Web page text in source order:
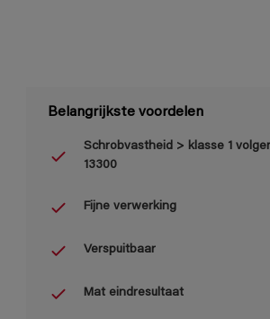
Belangrijkste voordelen
Schrobvastheid > klasse 1
13300
Fijne verwerking
Verspuitbaar
Mat eindresultaat